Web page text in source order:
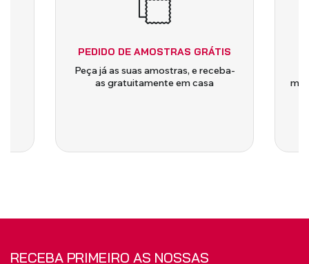
PEDIDO DE AMOSTRAS GRÁTIS
Peça já as suas amostras, e receba-
as gratuitamente em casa
RECEBA PRIMEIRO AS NOSSAS